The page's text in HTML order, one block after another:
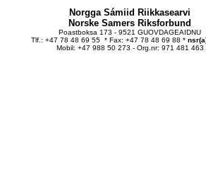
Norgga Sámiid Riikkasearvi
Norske Samers Riksforbund
Poastboksa 173 - 9521 GUOVDAGEAIDNU
Tlf.: +47 78 48 69 55 * Fax: +47 78 48 69 88 *
Mobil: +47 988 50 273 - Org.nr: 971 481 463